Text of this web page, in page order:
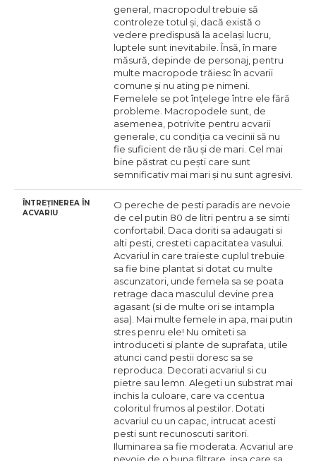
general, macropodul trebuie să
controleze totul și, dacă există o
vedere predispusă la același lucru,
luptele sunt inevitabile. Însă, în mare
măsură, depinde de personaj, pentru
multe macropode trăiesc în acvarii
comune și nu ating pe nimeni.
Femelele se pot înțelege între ele fără
probleme. Macropodele sunt, de
asemenea, potrivite pentru acvarii
generale, cu condiția ca vecinii să nu
fie suficient de rău și de mari. Cel mai
bine păstrat cu pești care sunt
semnificativ mai mari și nu sunt agresivi.
ÎNTREȚINEREA ÎN
ACVARIU
O pereche de pesti paradis are nevoie
de cel putin 80 de litri pentru a se simti
confortabil. Daca doriti sa adaugati si
alti pesti, cresteti capacitatea vasului.
Acvariul in care traieste cuplul trebuie
sa fie bine plantat si dotat cu multe
ascunzatori, unde femela sa se poata
retrage daca masculul devine prea
agasant (si de multe ori se intampla
asa). Mai multe femele in apa, mai putin
stres penru ele! Nu omiteti sa
introduceti si plante de suprafata, utile
atunci cand pestii doresc sa se
reproduca. Decorati acvariul si cu
pietre sau lemn. Alegeti un substrat mai
inchis la culoare, care va ccentua
coloritul frumos al pestilor. Dotati
acvariul cu un capac, intrucat acesti
pesti sunt recunoscuti saritori.
Iluminarea sa fie moderata. Acvariul are